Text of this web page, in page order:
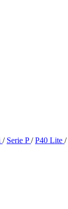
/ Serie P/ P40 Lite /